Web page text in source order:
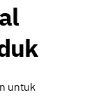
untuk